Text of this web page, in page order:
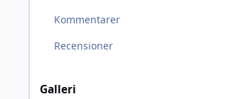
Kommentarer
Recensioner
Galleri